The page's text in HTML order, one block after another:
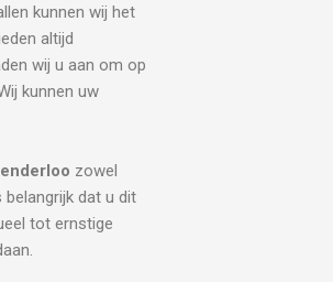
kunnen wij het
altijd
wij u aan om op
kunnen uw
zowel
dat u dit
tot ernstige